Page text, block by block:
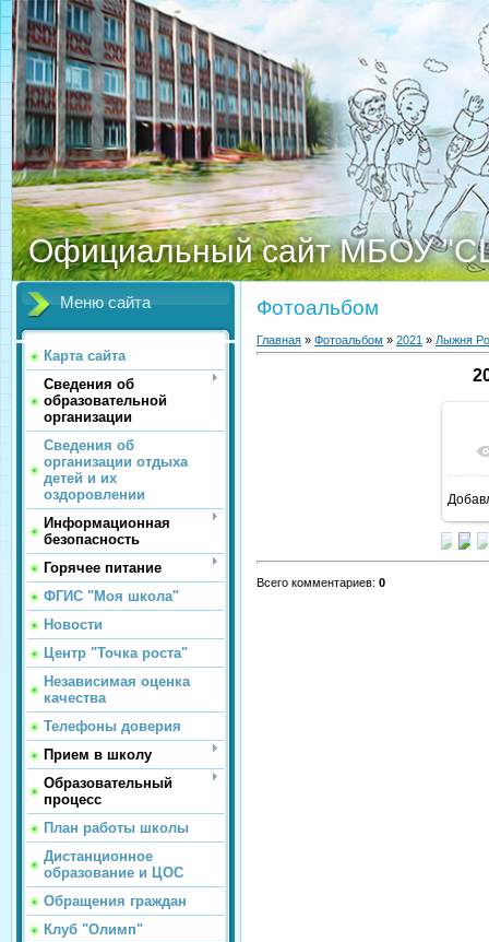
Официальный сайт МБОУ
Меню сайта
Карта сайта
Сведения об
образовательной
организации
Сведения об
организации отдыха
детей и их
оздоровлении
Информационная
безопасность
Горячее питание
ФГИС "Моя школа"
Новости
Центр "Точка роста"
Независимая оценка
качества
Телефоны доверия
Прием в школу
Образовательный
процесс
План работы школы
Дистанционное
образование и ЦОС
Обращения граждан
Клуб "Олимп"
Фотоальбом
Главная » Фотоальбом » 2021 » Лыжня
Всего комментариев: 0